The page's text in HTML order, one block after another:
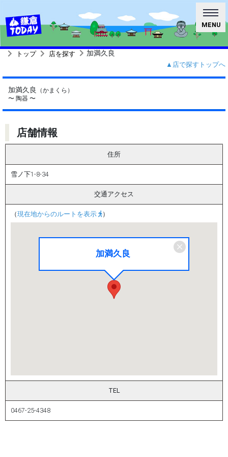
MENU
トップ 店を探す 加満久良
▲店で探すトップへ
加満久良
（かまくら）
〜 陶器 〜
店舗情報
住所
雪ノ下1-8-34
交通アクセス
（現在地からのルートを表示 ）
加満久良
TEL
0467-25-4348